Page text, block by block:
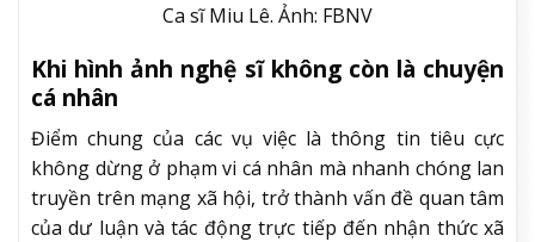
Ca sĩ Miu Lê. Ảnh: FBNV
Khi hình ảnh nghệ sĩ không còn là chuyện
cá nhân
Điểm chung của các vụ việc là thông tin tiêu cực
không dừng ở phạm vi cá nhân mà nhanh chóng lan
truyền trên mạng xã hội, trở thành vấn đề quan tâm
của dư luận và tác động trực tiếp đến nhận thức xã